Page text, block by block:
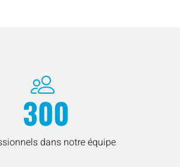
300
dans notre équipe